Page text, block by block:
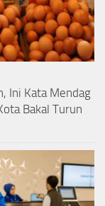
Ini Kata Mendag
Bakal Turun